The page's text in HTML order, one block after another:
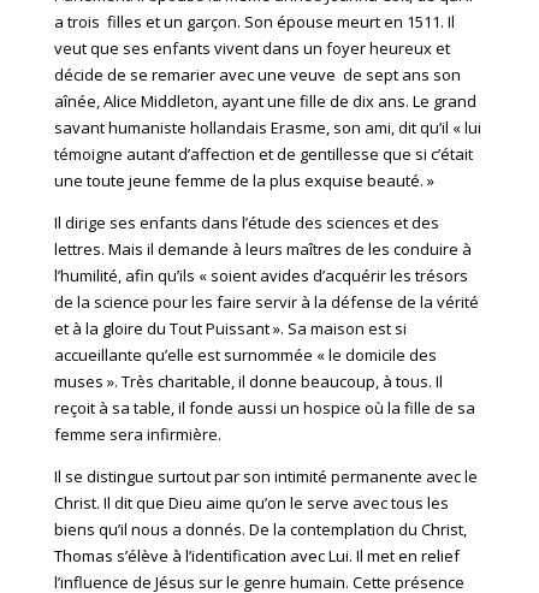
a trois filles et un garçon. Son épouse meurt en 1511. Il
veut que ses enfants vivent dans un foyer heureux et
décide de se remarier avec une veuve de sept ans son
aînée, Alice Middleton, ayant une fille de dix ans. Le grand
savant humaniste hollandais Erasme, son ami, dit qu’il « lui
témoigne autant d’affection et de gentillesse que si c’était
une toute jeune femme de la plus exquise beauté. »
Il dirige ses enfants dans l’étude des sciences et des
lettres. Mais il demande à leurs maîtres de les conduire à
l’humilité, afin qu’ils « soient avides d’acquérir les trésors
de la science pour les faire servir à la défense de la vérité
et à la gloire du Tout Puissant ». Sa maison est si
accueillante qu’elle est surnommée « le domicile des
muses ». Très charitable, il donne beaucoup, à tous. Il
reçoit à sa table, il fonde aussi un hospice où la fille de sa
femme sera infirmière.
Il se distingue surtout par son intimité permanente avec le
Christ. Il dit que Dieu aime qu’on le serve avec tous les
biens qu’il nous a donnés. De la contemplation du Christ,
Thomas s’élève à l’identification avec Lui. Il met en relief
l’influence de Jésus sur le genre humain. Cette présence